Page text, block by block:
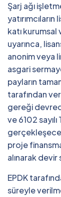
Şarj ağı
katı
uyarınca,
anonim veya
asgari
payların
tarafından
gereği
ve 6102
proje
alınarak
EPDK
süreyle